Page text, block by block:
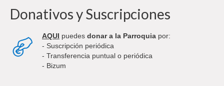
Donativos y Suscripciones
AQUI puedes donar a la Parroquia por:
- Suscripción periódica
- Transferencia puntual o periódica
- Bizum